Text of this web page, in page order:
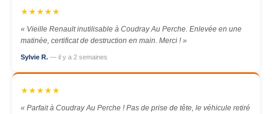
★★★★★
« Vieille Renault inutilisable à Coudray Au Perche. Enlevée en une
matinée, certificat de destruction en main. Merci ! »
Sylvie R. — il y a 2 semaines
★★★★★
« Parfait à Coudray Au Perche ! Pas de prise de tête, le véhicule retiré